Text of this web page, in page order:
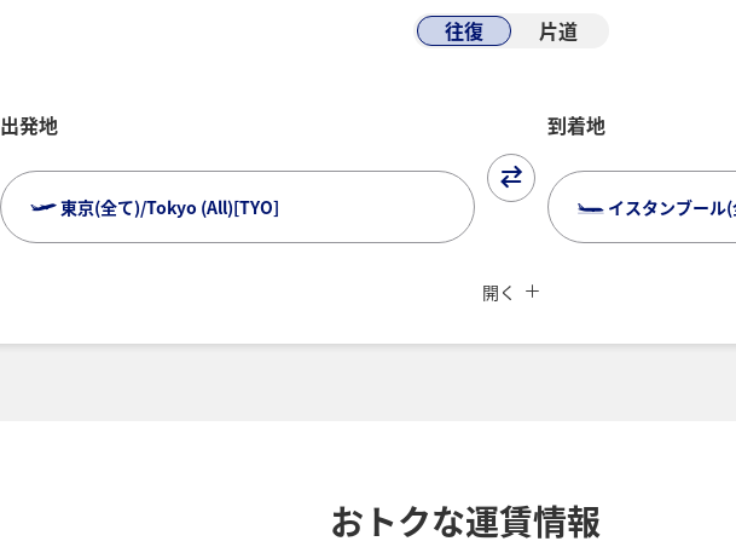
往復 片道
出発地
東京(全て)/Tokyo (All)[TYO]
到着地
イスタンブー
日付を選択
開く
おトクな運賃情報